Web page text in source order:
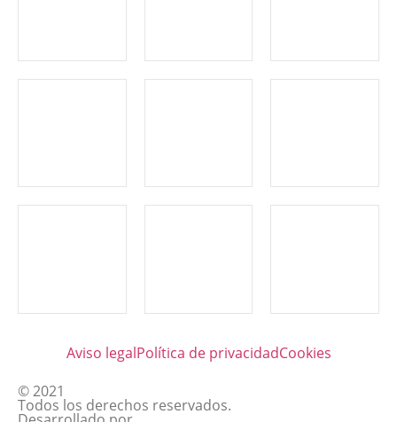
Aviso legalPolítica de privacidadCookies
© 2021
Todos los derechos reservados.